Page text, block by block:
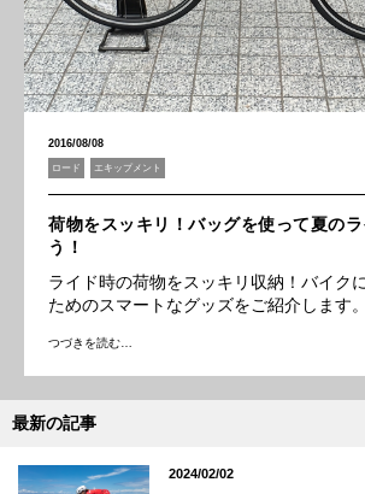
2016/08/08
ロード エキップメント
荷物をスッキリ！バッグを使って夏の
う！
ライド時の荷物をスッキリ収納！バイク
ためのスマートなグッズをご紹介します。
つづきを読む…
最新の記事
2024/02/02